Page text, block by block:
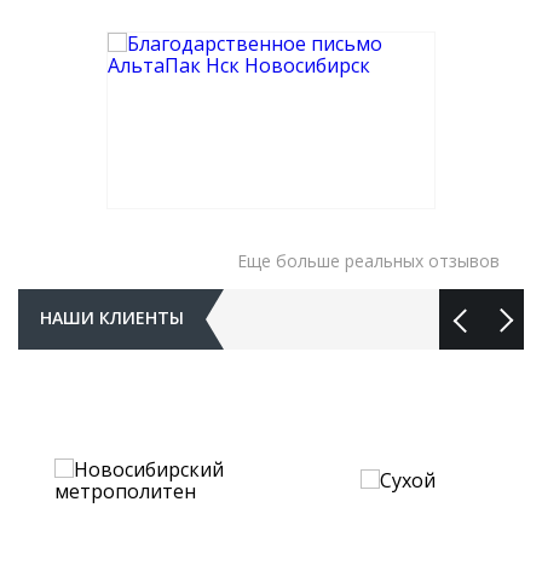
Еще больше реальных отзывов
НАШИ КЛИЕНТЫ